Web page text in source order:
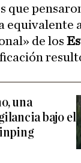
que
equivalente
de los
una
bajo el